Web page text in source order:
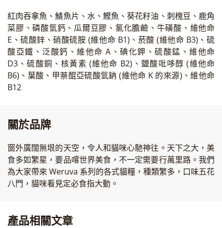
紅肉吞拿魚、鯖魚片、水、鰹魚、葵花籽油、刺槐豆、鹿角
菜膠、磷酸氫鈣、瓜爾豆膠、氯化膽鹼、牛磺酸、維他命
E、硫酸鋅、硝酸硫胺 (維他命 B1)、菸酸 (維他命 B3)、硫
酸亞鐵、泛酸鈣、維他命 A、碘化鉀、硫酸錳、維他命
D3、硫酸銅、核黃素 (維他命 B2)、鹽酸吡哆醇 (維他命
B6)、葉酸、甲萘醌亞硫酸氫鈉 (維他命 K 的來源)、維他命
B12
關於品牌
窗外廣闊無垠的天空，令人和貓咪心馳神往。天下之大，美
食多如繁星，要品嚐世界美食，不一定需要行萬里路。我們
為大家帶來 Weruva 系列的各式貓糧，種類繁多，口味五花
八門，貓咪看見定必食指大動。
產品相關文章